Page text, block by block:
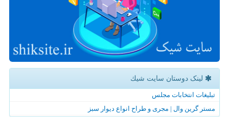
لینک دوستان سایت شیك
تبلیغات انتخابات مجلس
مستر گرین وال | مجری و طراح انواع دیوار سبز